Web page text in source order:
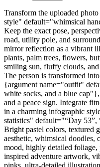
Transform the uploaded
style" default="whimsical
Keep the exact pose,
road, utility pole, and
mirror reflection as a vibrant
plants, palm trees, flowers,
smiling sun, fluffy clouds,
The person is transformed
{argument name="outfit"
white socks, and a blue
and a peace sign. Integrate
in a charming infographic
statistics" default="“Day 53”,
Bright pastel colors, textured
aesthetic, whimsical doodles,
mood, highly detailed
inspired adventure artwork,
pinks, ultra-detailed